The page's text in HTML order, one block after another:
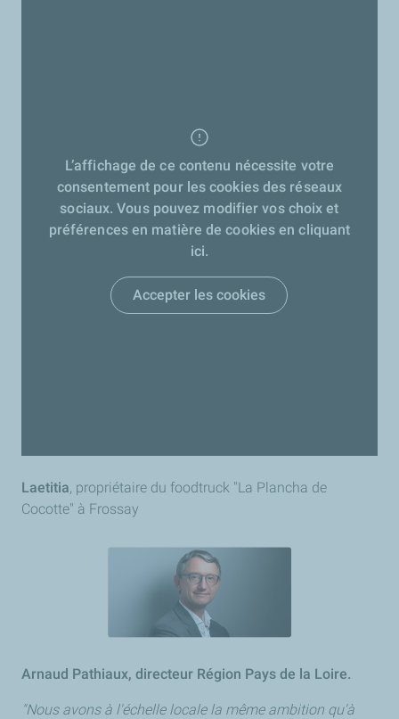
L’affichage de ce contenu nécessite votre
consentement pour les cookies des réseaux
sociaux. Vous pouvez modifier vos choix et
préférences en matière de cookies en cliquant
ici.
Accepter les cookies
Laetitia, propriétaire du foodtruck "La Plancha de
Cocotte" à Frossay
Arnaud Pathiaux, directeur Région Pays de la Loire.
"Nous avons à l'échelle locale la même ambition qu'à